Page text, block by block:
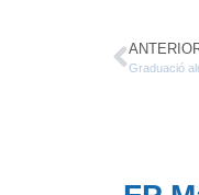
Graduació